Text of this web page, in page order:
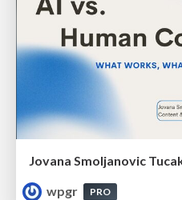
wpgr
PRO